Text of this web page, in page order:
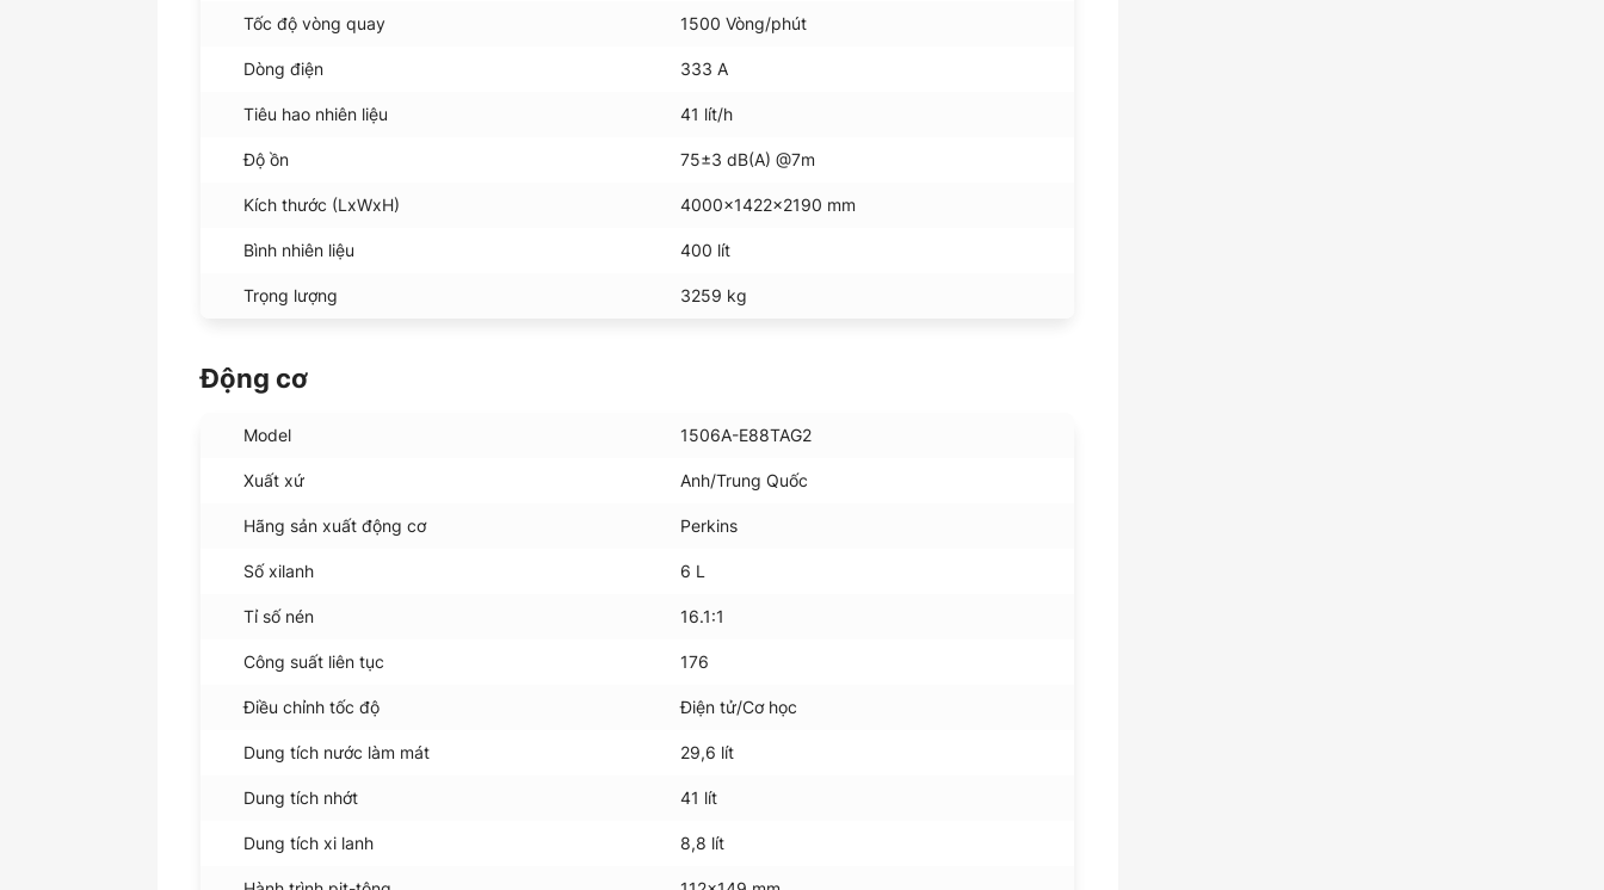
Tốc độ vòng quay 1500 Vòng/phút
Dòng điện 333 A
Tiêu hao nhiên liệu 41 lít/h
Độ ồn 75±3 dB(A) @7m
Kích thước (LxWxH) 4000x1422x2190 mm
Bình nhiên liệu 400 lít
Trọng lượng 3259 kg
Động cơ
Model 1506A-E88TAG2
Xuất xứ Anh/Trung Quốc
Hãng sản xuất động cơ Perkins
Số xilanh 6 L
Tỉ số nén 16.1:1
Công suất liên tục 176
Điều chỉnh tốc độ Điện tử/Cơ học
Dung tích nước làm mát 29,6 lít
Dung tích nhớt 41 lít
Dung tích xi lanh 8,8 lít